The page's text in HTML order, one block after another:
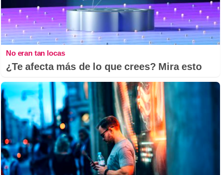
No eran tan locas
¿Te afecta más de lo que crees? Mira esto